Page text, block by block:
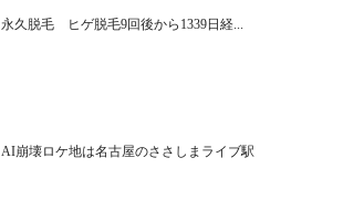
永久脱毛 ヒゲ脱毛9回後から1339日経...
AI崩壊ロケ地は名古屋のささしまライブ駅